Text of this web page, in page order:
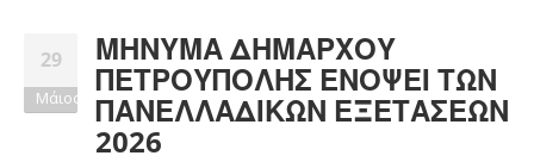
29
Μάιος
ΜΉΝΥΜΑ ΔΗΜΆΡΧΟΥ
ΠΕΤΡΟΎΠΟΛΗΣ ΕΝΌΨΕΙ ΤΩΝ
ΠΑΝΕΛΛΑΔΙΚΏΝ ΕΞΕΤΆΣΕΩΝ
2026